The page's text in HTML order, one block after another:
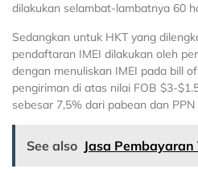
dilakukan selambat-lambatnya 60
Sedangkan untuk HKT yang
pendaftaran IMEI dilakukan oleh
dengan menuliskan IMEI pada bill
pengiriman di atas nilai FOB $3-
sebesar 7,5% dari pabean dan
See also Jasa